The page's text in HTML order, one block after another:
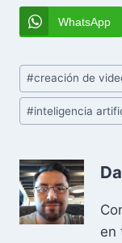
WhatsApp
Post
Tags:
#creación de
#inteligencia
en